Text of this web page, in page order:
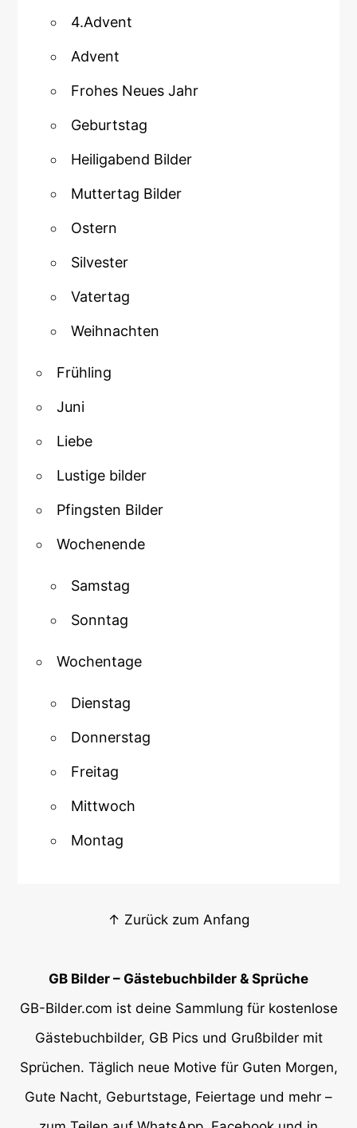
4.Advent
Advent
Frohes Neues Jahr
Geburtstag
Heiligabend Bilder
Muttertag Bilder
Ostern
Silvester
Vatertag
Weihnachten
Frühling
Juni
Liebe
Lustige bilder
Pfingsten Bilder
Wochenende
Samstag
Sonntag
Wochentage
Dienstag
Donnerstag
Freitag
Mittwoch
Montag
↑ Zurück zum Anfang
GB Bilder – Gästebuchbilder & Sprüche
GB-Bilder.com ist deine Sammlung für kostenlose
Gästebuchbilder, GB Pics und Grußbilder mit
Sprüchen. Täglich neue Motive für Guten Morgen,
Gute Nacht, Geburtstage, Feiertage und mehr –